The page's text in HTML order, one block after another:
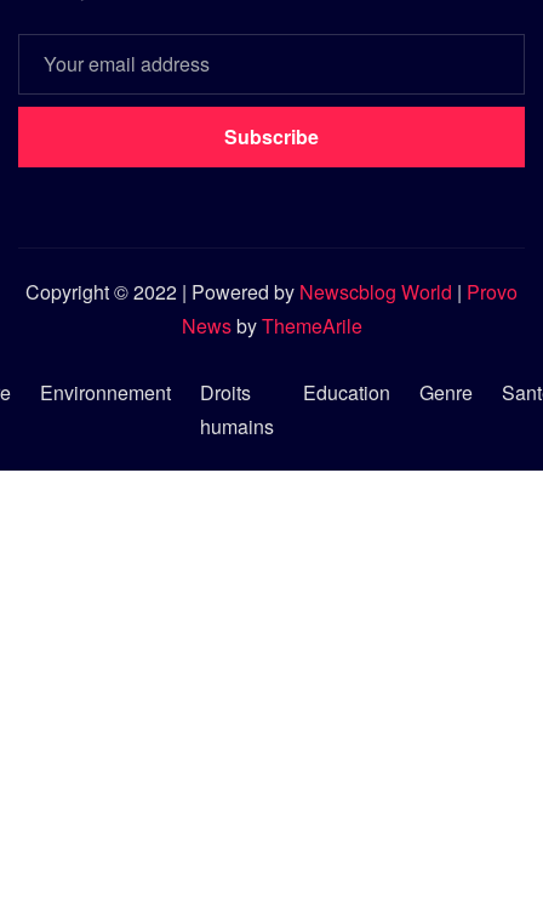
Subscribe
Copyright © 2022 | Powered by Newscblog World | Provo
NewsbyThemeArile
Environnement
Droits
humains
Education Genre